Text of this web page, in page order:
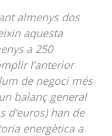
almenys dos
aquesta
a 250
l’anterior
de negoci més
balanç general
d’euros) han de
energètica a